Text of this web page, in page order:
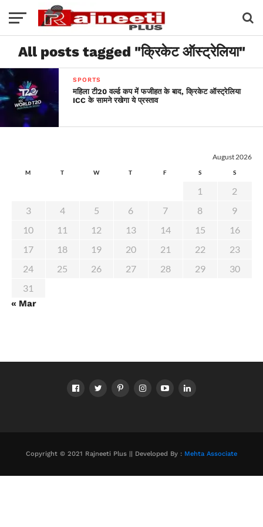
All posts tagged "क्रिकेट ऑस्ट्रेलिया"
SPORTS
महिला टी20 वर्ल्ड कप में फजीहत के बाद, क्रिकेट ऑस्ट्रेलिया
ICC के सामने रखेगा ये प्रस्ताव
August 2026
M T W T F S S
1
2
3
4 5 6 7 8
9
10
11 12 13 14 15
16
17
18 19 20 21 22
23
24
25 26 27 28 29
30
31
« Mar
Copyright © 2021 Rajneeti Plus || Developed By : Mehta Associate